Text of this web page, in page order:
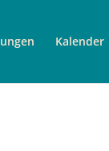
Kalender